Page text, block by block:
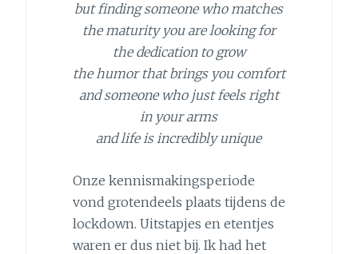
but finding someone who matches
the maturity you are looking for
the dedication to grow
the humor that brings you comfort
and someone who just feels right
in your arms
and life is incredibly unique
Onze kennismakingsperiode
vond grotendeels plaats tijdens de
lockdown. Uitstapjes en etentjes
waren er dus niet bij. Ik had het